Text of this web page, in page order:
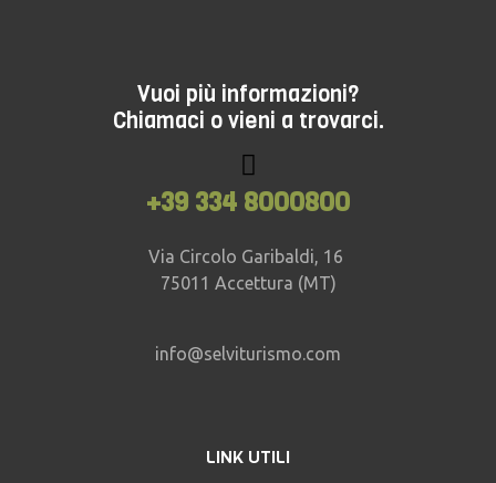
Vuoi più informazioni?
Chiamaci o vieni a trovarci.
+39 334 8000800
Via Circolo Garibaldi, 16
75011 Accettura (MT)
info@selviturismo.com
LINK UTILI